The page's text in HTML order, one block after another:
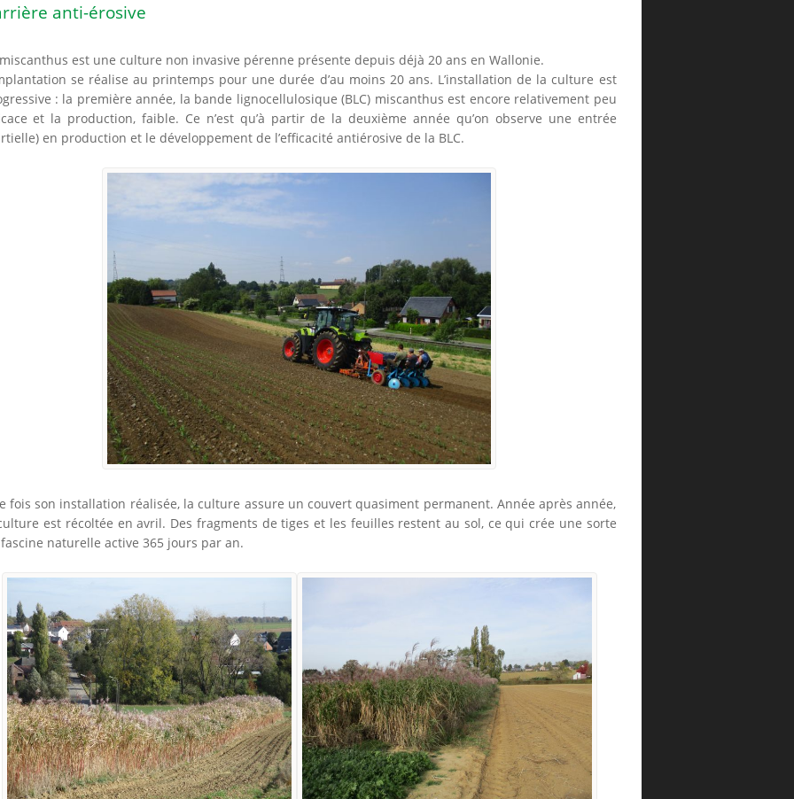
anti-érosive
est une culture non invasive pérenne présente depuis déjà 20 ans en Wallonie.
se réalise au printemps pour une durée d’au moins 20 ans. L’installation de la culture est
: la première année, la bande lignocellulosique (BLC) miscanthus est encore relativement peu
et la production, faible. Ce n’est qu’à partir de la deuxième année qu’on observe une entrée
en production et le développement de l’efficacité antiérosive de la BLC.
fois son installation réalisée, la culture assure un couvert quasiment permanent. Année après année,
est récoltée en avril. Des fragments de tiges et les feuilles restent au sol, ce qui crée une sorte
naturelle active 365 jours par an.